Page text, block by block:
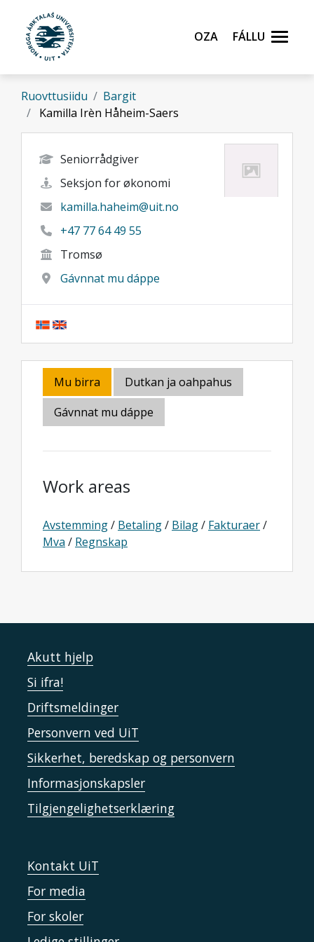
Gå til hovedinnhold
Oza
Fállu
Ruovttusiidu
Bargit
Kamilla Irèn Håheim-Saers
Seniorrådgiver
Seksjon for økonomi
kamilla.haheim@uit.no
+47 77 64 49 55
Tromsø
Gávnnat mu dáppe
Mu birra
Dutkan ja oahpahus
Gávnnat mu dáppe
Work areas
Avstemming/ Betaling/ Bilag/ Fakturaer/
Mva / Regnskap
Akutt hjelp
Si ifra!
Driftsmeldinger
Personvern ved UiT
Sikkerhet, beredskap og personvern
Informasjonskapsler
Tilgjengelighetserklæring
Kontakt UiT
For media
For skoler